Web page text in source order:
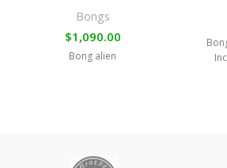
Bongs
$1,090.00
Bong alien